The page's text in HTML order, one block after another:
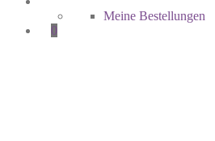
Meine Bestellungen
0